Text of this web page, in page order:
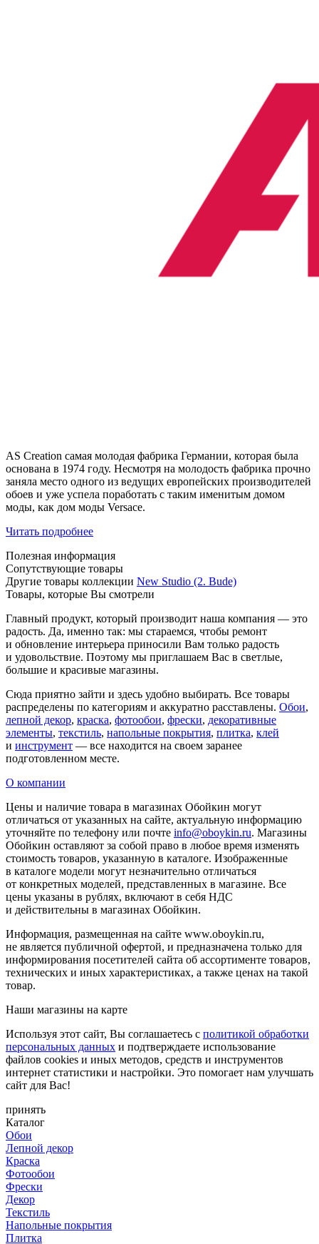
AS Creation самая молодая фабрика Германии, которая была
основана в 1974 году. Несмотря на молодость фабрика прочно
заняла место одного из ведущих европейских производителей
обоев и уже успела поработать с таким именитым домом
моды, как дом моды Versace.
Читать подробнее
Полезная информация
Сопутствующие товары
Другие товары коллекции New Studio (2. Bude)
Товары, которые Вы смотрели
Главный продукт, который производит наша компания — это
радость. Да, именно так: мы стараемся, чтобы ремонт
и обновление интерьера приносили Вам только радость
и удовольствие. Поэтому мы приглашаем Вас в светлые,
большие и красивые магазины.
Сюда приятно зайти и здесь удобно выбирать. Все товары
распределены по категориям и аккуратно расставлены. Обои,
лепной декор, краска, фотообои, фрески, декоративные
элементы, текстиль, напольные покрытия, плитка, клей
и инструмент — все находится на своем заранее
подготовленном месте.
О компании
Цены и наличие товара в магазинах Обойкин могут
отличаться от указанных на сайте, актуальную информацию
уточняйте по телефону или почте info@oboykin.ru. Магазины
Обойкин оставляют за собой право в любое время изменять
стоимость товаров, указанную в каталоге. Изображенные
в каталоге модели могут незначительно отличаться
от конкретных моделей, представленных в магазине. Все
цены указаны в рублях, включают в себя НДС
и действительны в магазинах Обойкин.
Информация, размещенная на сайте www.oboykin.ru,
не является публичной офертой, и предназначена только для
информирования посетителей сайта об ассортименте товаров,
технических и иных характеристиках, а также ценах на такой
товар.
Наши магазины на карте
Используя этот сайт, Вы соглашаетесь с политикой обработки
персональных данных и подтверждаете использование
файлов cookies и иных методов, средств и инструментов
интернет статистики и настройки. Это помогает нам улучшать
сайт для Вас!
принять
Каталог
Обои
Лепной декор
Краска
Фотообои
Фрески
Декор
Текстиль
Напольные покрытия
Плитка